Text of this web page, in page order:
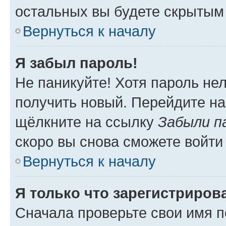
остальных вы будете
Вернуться к началу
Я забыл пароль!
Не паникуйте! Хотя пароль
получить новый. Перейдите
щёлкните на ссылку Забыли
скоро вы снова сможете
Вернуться к началу
Я только что
Сначала проверьте свои имя